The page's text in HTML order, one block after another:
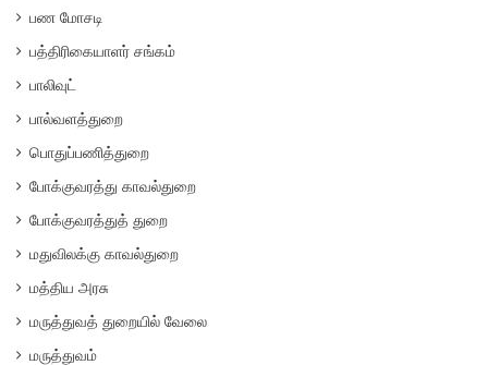
பண மோசடி
பத்திரிகையாளர் சங்கம்
பாலிவுட்
பால்வளத்துறை
பொதுப்பணித்துறை
போக்குவரத்து காவல்துறை
போக்குவரத்துத் துறை
மதுவிலக்கு காவல்துறை
மத்திய அரசு
மருத்துவத் துறையில் வேலை
மருத்துவம்